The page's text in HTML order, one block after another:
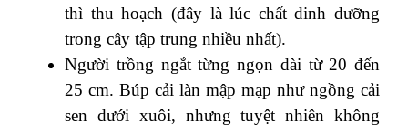
thì thu hoạch (đây là lúc chất dinh dưỡng
trong cây tập trung nhiều nhất).
Người trồng ngắt từng ngọn dài từ 20 đến
25 cm. Búp cải làn mập mạp như ngồng cải
sen dưới xuôi, nhưng tuyệt nhiên không